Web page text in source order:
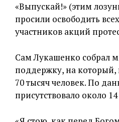
«Выпускай!» (этим
просили освободить
участников акций
Сам Лукашенко собрал
поддержку, на
70 тысяч человек. По
присутствовало около